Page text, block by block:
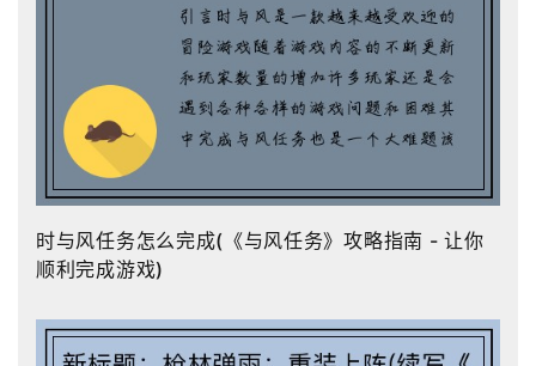
时与风任务怎么完成(《与风任务》攻略指南 - 让你
顺利完成游戏)